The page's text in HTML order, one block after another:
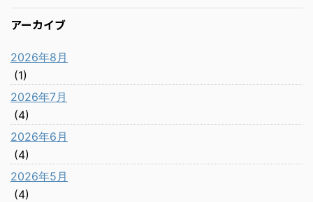
アーカイブ
2026年8月
(1)
2026年7月
(4)
2026年6月
(4)
2026年5月
(4)